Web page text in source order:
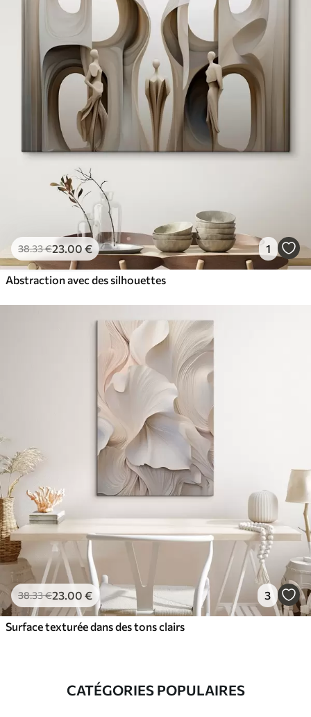
38.33€23.00 € 1
Abstraction avec des silhouettes
38.33€23.00 € 3
Surface texturée dans des tons clairs
CATÉGORIES POPULAIRES